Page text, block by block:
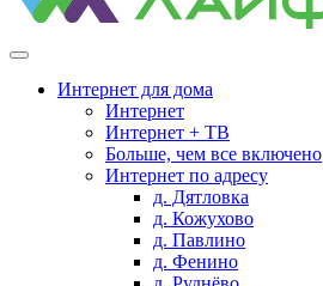
Интернет для дома
Интернет
Интернет + ТВ
Больше, чем все включено
Интернет по адресу
д. Дятловка
д. Кожухово
д. Павлино
д. Фенино